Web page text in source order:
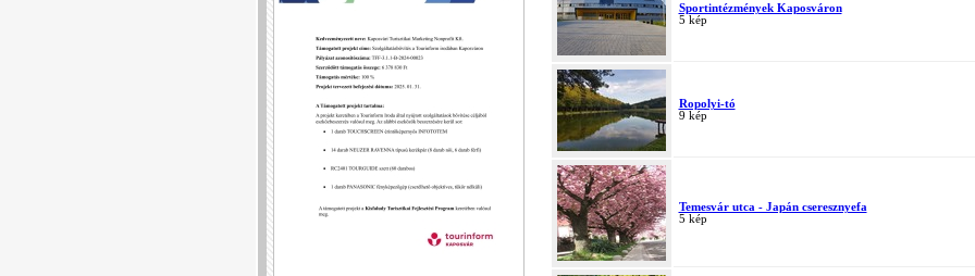
Sportintézmények Kaposváron
5 kép
Ropolyi-tó
9 kép
Temesvár utca - Japán cseresznyefa
5 kép